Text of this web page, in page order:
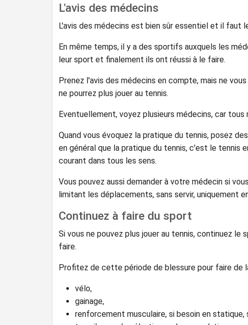
L'avis des médecins
L'avis des médecins est bien sûr essentiel et il faut
En même temps, il y a des sportifs auxquels les
leur sport et finalement ils ont réussi à le faire.
Prenez l'avis des médecins en compte, mais ne
ne pourrez plus jouer au tennis.
Eventuellement, voyez plusieurs médecins, car tous
Quand vous évoquez la pratique du tennis, posez
en général que la pratique du tennis, c'est le tennis
courant dans tous les sens.
Vous pouvez aussi demander à votre médecin si
limitant les déplacements, sans servir, uniquement
Continuez à faire du sport
Si vous ne pouvez plus jouer au tennis, continuez le
faire.
Profitez de cette période de blessure pour faire de
vélo,
gainage,
renforcement musculaire, si besoin en statique,